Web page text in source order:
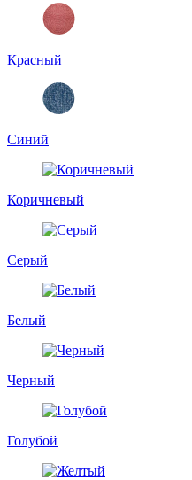
Красный
Синий
Коричневый
Серый
Белый
Черный
Голубой